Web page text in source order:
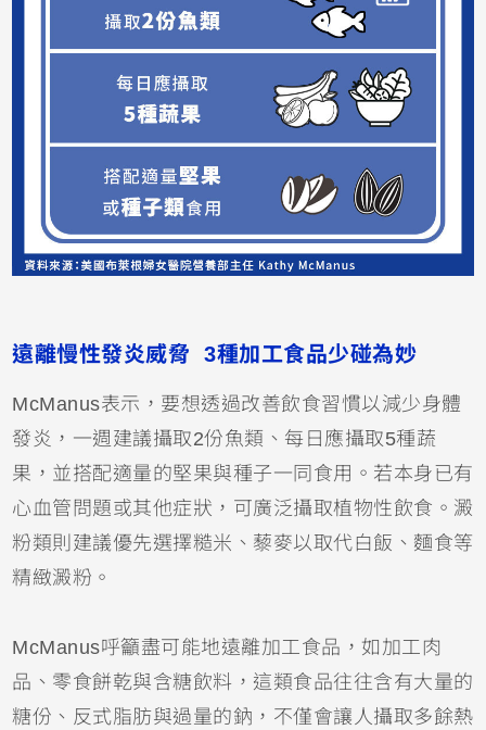
遠離慢性發炎威脅 3種加工食品少碰為妙
McManus表示，要想透過改善飲食習慣以減少身體
發炎，一週建議攝取2份魚類、每日應攝取5種蔬
果，並搭配適量的堅果與種子一同食用。若本身已有
心血管問題或其他症狀，可廣泛攝取植物性飲食。澱
粉類則建議優先選擇糙米、藜麥以取代白飯、麵食等
精緻澱粉。
McManus呼籲盡可能地遠離加工食品，如加工肉
品、零食餅乾與含糖飲料，這類食品往往含有大量的
糖份、反式脂肪與過量的鈉，不僅會讓人攝取多餘熱